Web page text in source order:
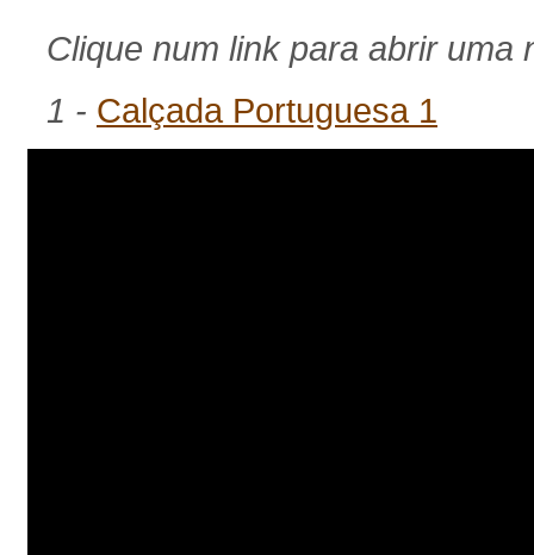
Clique num link para abrir uma
1 - Calçada Portuguesa 1